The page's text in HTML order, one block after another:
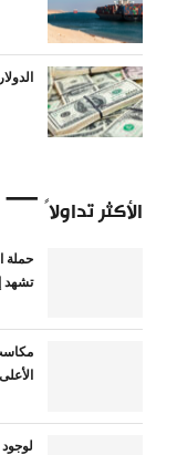
الأكثر تداولاً
حملة
تشهد
الأعلى